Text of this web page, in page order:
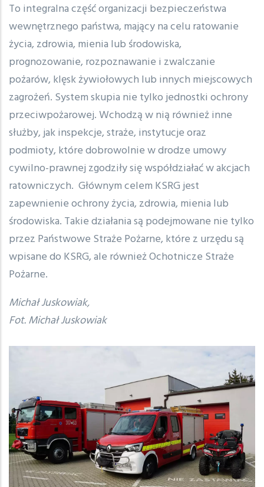
To integralna część organizacji bezpieczeństwa
wewnętrznego państwa, mający na celu ratowanie
życia, zdrowia, mienia lub środowiska,
prognozowanie, rozpoznawanie i zwalczanie
pożarów, klęsk żywiołowych lub innych miejscowych
zagrożeń. System skupia nie tylko jednostki ochrony
przeciwpożarowej. Wchodzą w nią również inne
służby, jak inspekcje, straże, instytucje oraz
podmioty, które dobrowolnie w drodze umowy
cywilno-prawnej zgodziły się współdziałać w akcjach
ratowniczych. Głównym celem KSRG jest
zapewnienie ochrony życia, zdrowia, mienia lub
środowiska. Takie działania są podejmowane nie tylko
przez Państwowe Straże Pożarne, które z urzędu są
wpisane do KSRG, ale również Ochotnicze Straże
Pożarne.
Michał Juskowiak,
Fot. Michał Juskowiak